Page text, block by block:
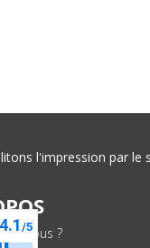
l'impression par le
nous ?